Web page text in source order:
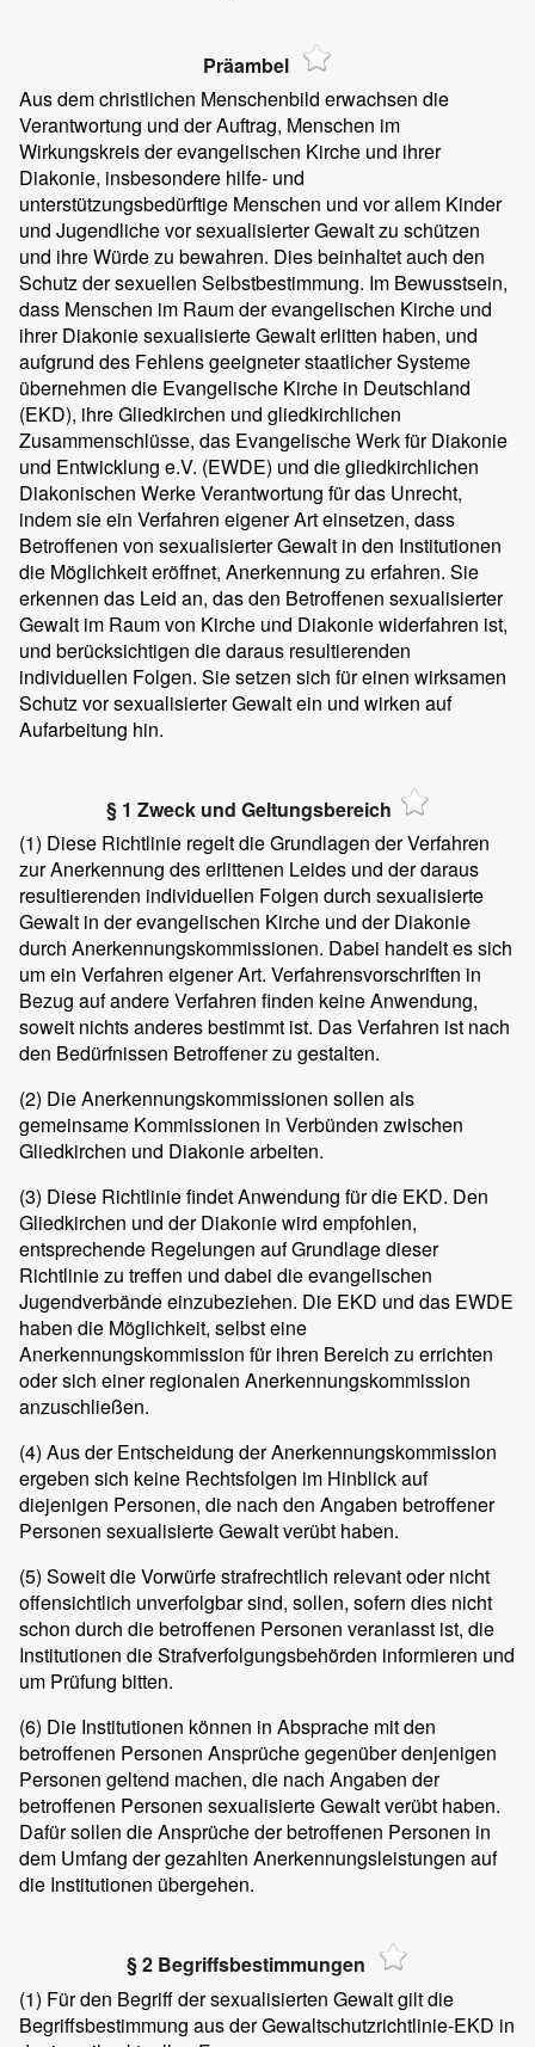
Präambel
Aus dem christlichen Menschenbild erwachsen die
Verantwortung und der Auftrag, Menschen im
Wirkungskreis der evangelischen Kirche und ihrer
Diakonie, insbesondere hilfe- und
unterstützungsbedürftige Menschen und vor allem Kinder
und Jugendliche vor sexualisierter Gewalt zu schützen
und ihre Würde zu bewahren. Dies beinhaltet auch den
Schutz der sexuellen Selbstbestimmung. Im Bewusstsein,
dass Menschen im Raum der evangelischen Kirche und
ihrer Diakonie sexualisierte Gewalt erlitten haben, und
aufgrund des Fehlens geeigneter staatlicher Systeme
übernehmen die Evangelische Kirche in Deutschland
(EKD), ihre Gliedkirchen und gliedkirchlichen
Zusammenschlüsse, das Evangelische Werk für Diakonie
und Entwicklung e.V. (EWDE) und die gliedkirchlichen
Diakonischen Werke Verantwortung für das Unrecht,
indem sie ein Verfahren eigener Art einsetzen, dass
Betroffenen von sexualisierter Gewalt in den Institutionen
die Möglichkeit eröffnet, Anerkennung zu erfahren. Sie
erkennen das Leid an, das den Betroffenen sexualisierter
Gewalt im Raum von Kirche und Diakonie widerfahren ist,
und berücksichtigen die daraus resultierenden
individuellen Folgen. Sie setzen sich für einen wirksamen
Schutz vor sexualisierter Gewalt ein und wirken auf
Aufarbeitung hin.
§ 1 Zweck und Geltungsbereich
(1) Diese Richtlinie regelt die Grundlagen der Verfahren
zur Anerkennung des erlittenen Leides und der daraus
resultierenden individuellen Folgen durch sexualisierte
Gewalt in der evangelischen Kirche und der Diakonie
durch Anerkennungskommissionen. Dabei handelt es sich
um ein Verfahren eigener Art. Verfahrensvorschriften in
Bezug auf andere Verfahren finden keine Anwendung,
soweit nichts anderes bestimmt ist. Das Verfahren ist nach
den Bedürfnissen Betroffener zu gestalten.
(2) Die Anerkennungskommissionen sollen als
gemeinsame Kommissionen in Verbünden zwischen
Gliedkirchen und Diakonie arbeiten.
(3) Diese Richtlinie findet Anwendung für die EKD. Den
Gliedkirchen und der Diakonie wird empfohlen,
entsprechende Regelungen auf Grundlage dieser
Richtlinie zu treffen und dabei die evangelischen
Jugendverbände einzubeziehen. Die EKD und das EWDE
haben die Möglichkeit, selbst eine
Anerkennungskommission für ihren Bereich zu errichten
oder sich einer regionalen Anerkennungskommission
anzuschließen.
(4) Aus der Entscheidung der Anerkennungskommission
ergeben sich keine Rechtsfolgen im Hinblick auf
diejenigen Personen, die nach den Angaben betroffener
Personen sexualisierte Gewalt verübt haben.
(5) Soweit die Vorwürfe strafrechtlich relevant oder nicht
offensichtlich unverfolgbar sind, sollen, sofern dies nicht
schon durch die betroffenen Personen veranlasst ist, die
Institutionen die Strafverfolgungsbehörden informieren und
um Prüfung bitten.
(6) Die Institutionen können in Absprache mit den
betroffenen Personen Ansprüche gegenüber denjenigen
Personen geltend machen, die nach Angaben der
betroffenen Personen sexualisierte Gewalt verübt haben.
Dafür sollen die Ansprüche der betroffenen Personen in
dem Umfang der gezahlten Anerkennungsleistungen auf
die Institutionen übergehen.
§ 2 Begriffsbestimmungen
(1) Für den Begriff der sexualisierten Gewalt gilt die
Begriffsbestimmung aus der Gewaltschutzrichtlinie-EKD in